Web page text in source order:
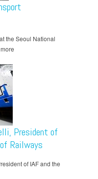
the Seoul National
President of
Railways
of IAF and the